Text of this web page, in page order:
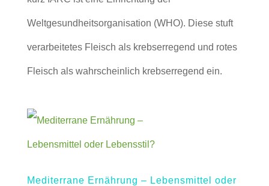
Weltgesundheitsorganisation (WHO). Diese stuft
verarbeitetes Fleisch als krebserregend und rotes
Fleisch als wahrscheinlich krebserregend ein.
Mediterrane Ernährung – Lebensmittel oder